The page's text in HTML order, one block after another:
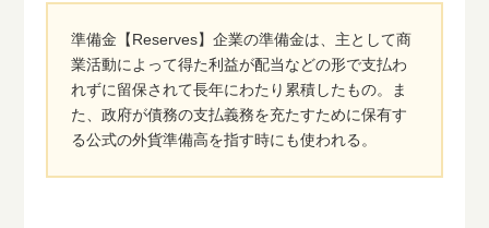
準備金【Reserves】企業の準備金は、主として商
業活動によって得た利益が配当などの形で支払わ
れずに留保されて長年にわたり累積したもの。ま
た、政府が債務の支払義務を充たすために保有す
る公式の外貨準備高を指す時にも使われる。